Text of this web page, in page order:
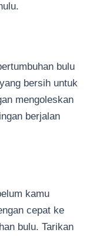
bulu
bersih untuk
mengoleskan
berjalan
kamu
cepat ke
bulu. Tarikan